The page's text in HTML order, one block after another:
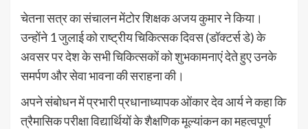
चेतना सत्र का संचालन मेंटोर शिक्षक अजय कुमार ने किया।
उन्होंने 1 जुलाई को राष्ट्रीय चिकित्सक दिवस (डॉक्टर्स डे) के
अवसर पर देश के सभी चिकित्सकों को शुभकामनाएं देते हुए उनके
समर्पण और सेवा भावना की सराहना की।
अपने संबोधन में प्रभारी प्रधानाध्यापक ओंकार देव आर्य ने कहा कि
त्रैमासिक परीक्षा विद्यार्थियों के शैक्षणिक मूल्यांकन का महत्वपूर्ण